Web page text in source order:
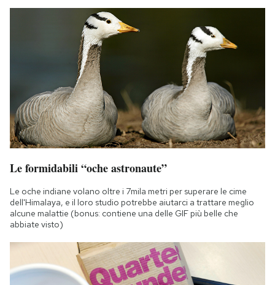
Le formidabili “oche astronaute”
Le oche indiane volano oltre i 7mila metri per superare le cime
dell'Himalaya, e il loro studio potrebbe aiutarci a trattare meglio
alcune malattie (bonus: contiene una delle GIF più belle che
abbiate visto)